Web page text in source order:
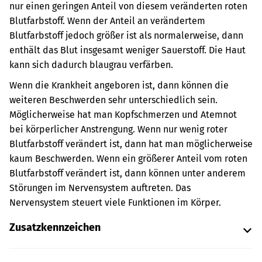
nur einen geringen Anteil von diesem veränderten roten
Blutfarbstoff. Wenn der Anteil an verändertem
Blutfarbstoff jedoch größer ist als normalerweise, dann
enthält das Blut insgesamt weniger Sauerstoff. Die Haut
kann sich dadurch blaugrau verfärben.
Wenn die Krankheit angeboren ist, dann können die
weiteren Beschwerden sehr unterschiedlich sein.
Möglicherweise hat man Kopfschmerzen und Atemnot
bei körperlicher Anstrengung. Wenn nur wenig roter
Blutfarbstoff verändert ist, dann hat man möglicherweise
kaum Beschwerden. Wenn ein größerer Anteil vom roten
Blutfarbstoff verändert ist, dann können unter anderem
Störungen im Nervensystem auftreten. Das
Nervensystem steuert viele Funktionen im Körper.
Zusatzkennzeichen